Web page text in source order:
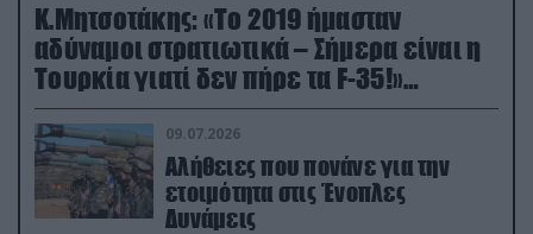
Κ.Μητσοτάκης: «Το 2019 ήμασταν
αδύναμοι στρατιωτικά – Σήμερα είναι η
Τουρκία γιατί δεν πήρε τα F-35!»
(βίντεο)
09.07.2026
Αλήθειες που πονάνε για την
ετοιμότητα στις Ένοπλες
Δυνάμεις